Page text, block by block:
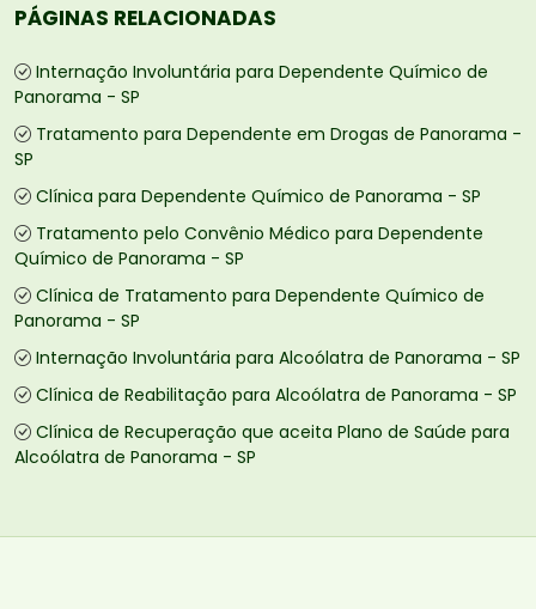
PÁGINAS RELACIONADAS
Internação Involuntária para Dependente Químico de
Panorama - SP
Tratamento para Dependente em Drogas de Panorama -
SP
Clínica para Dependente Químico de Panorama - SP
Tratamento pelo Convênio Médico para Dependente
Químico de Panorama - SP
Clínica de Tratamento para Dependente Químico de
Panorama - SP
Internação Involuntária para Alcoólatra de Panorama - SP
Clínica de Reabilitação para Alcoólatra de Panorama - SP
Clínica de Recuperação que aceita Plano de Saúde para
Alcoólatra de Panorama - SP